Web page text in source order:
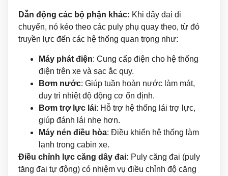
Dẫn động các bộ phận khác: Khi dây đai di
chuyển, nó kéo theo các puly phụ quay theo, từ đó
truyền lực đến các hệ thống quan trọng như:
Máy phát điện: Cung cấp điện cho hệ thống
điện trên xe và sạc ắc quy.
Bơm nước: Giúp tuần hoàn nước làm mát,
duy trì nhiệt độ động cơ ổn định.
Bơm trợ lực lái: Hỗ trợ hệ thống lái trợ lực,
giúp đánh lái nhẹ hơn.
Máy nén điều hòa: Điều khiển hệ thống làm
lạnh trong cabin xe.
Điều chỉnh lực căng dây đai: Puly căng đai (puly
tăng đai tự động) có nhiệm vụ điều chỉnh độ căng